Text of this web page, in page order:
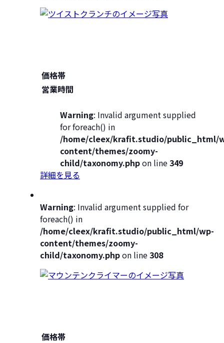
価格帯
営業時間
Warning: Invalid argument supplied
for foreach() in
/home/cleex/krafit.studio/public_html/
content/themes/zoomy-
child/taxonomy.phpon line349
詳細を見る
Warning: Invalid argument supplied for
foreach() in
/home/cleex/krafit.studio/public_html/wp-
content/themes/zoomy-
child/taxonomy.phpon line308
価格帯